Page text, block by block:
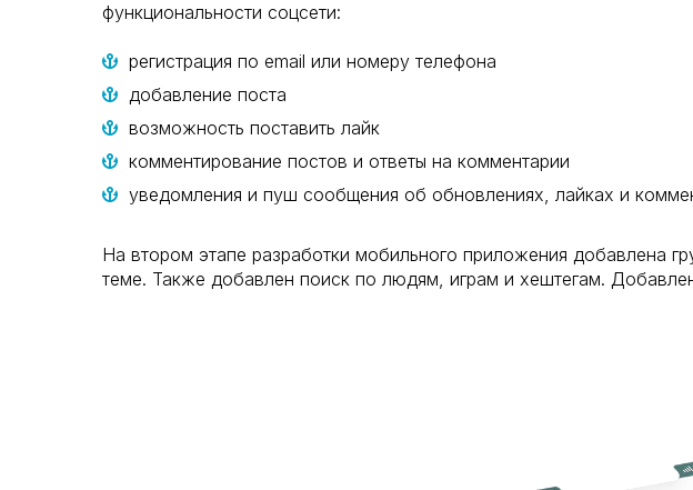
функциональности соцсети:
регистрация по email или номеру телефона
добавление поста
возможность поставить лайк
комментирование постов и ответы на комментарии
уведомления и пуш сообщения об обновлениях, лайках и
На втором этапе разработки мобильного приложения добавлена
теме. Также добавлен поиск по людям, играм и хештегам.